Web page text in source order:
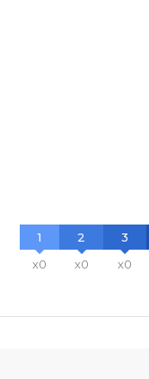
1
x0
2
x0
3
x0